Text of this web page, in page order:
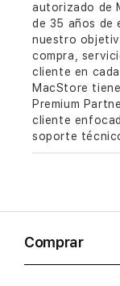
autorizado de
de 35 años de
nuestro
compra,
cliente en
MacStore
Premium
cliente
soporte
Comprar